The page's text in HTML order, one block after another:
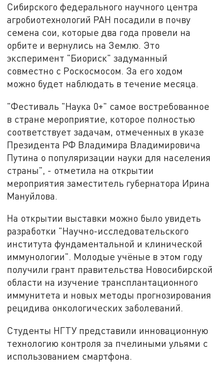
Сибирского федерального научного центра
агробиотехнологий РАН посадили в почву
семена сои, которые два года провели на
орбите и вернулись на Землю. Это
эксперимент "Биориск" задуманный
совместно с Роскосмосом. За его ходом
можно будет наблюдать в течение месяца.
"Фестиваль "Наука 0+" самое востребованное
в стране мероприятие, которое полностью
соответствует задачам, отмеченных в указе
Президента РФ Владимира Владимировича
Путина о популяризации науки для населения
страны", - отметила на открытии
мероприятия заместитель губернатора Ирина
Мануйлова.
На открытии выставки можно было увидеть
разработки "Научно-исследовательского
института фундаментальной и клинической
иммунологии". Молодые учёные в этом году
получили грант правительства Новосибирской
области на изучение трансплантационного
иммунитета и новых методы прогнозирования
рецидива онкологических заболеваний.
Студенты НГТУ представили инновационную
технологию контроля за пчелиными ульями с
использованием смартфона.